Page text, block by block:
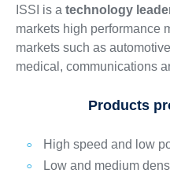
ISSI is a technology
markets high performance
markets such as
medical, communications
Products
High speed and low
Low and medium